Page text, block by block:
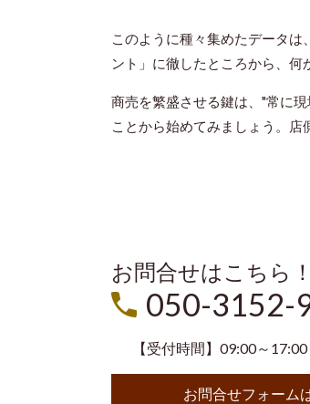
このように種々集めたデータ
ント」に徹したところから、何
商売を繁盛させる鍵は、"常に
ことから始めてみましょう。店
お問合せはこちら！
050-3152-
【受付時間】09:00～17:00
お問合せフォーム